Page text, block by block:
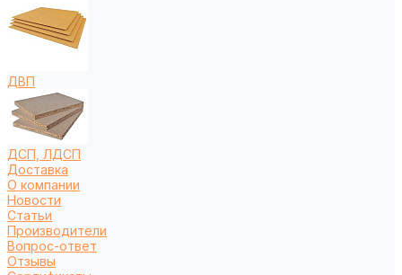
ДВП
ДСП, ЛДСП
Доставка
О компании
Новости
Статьи
Производители
Вопрос-ответ
Отзывы